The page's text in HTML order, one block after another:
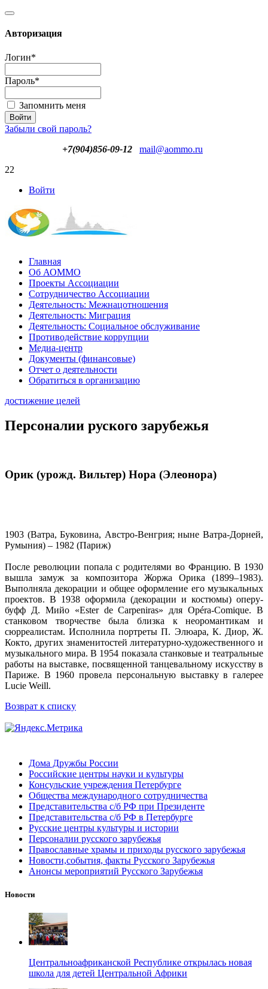
Авторизация
Логин*
Пароль*
Запомнить меня
Забыли свой пароль?
+7(904)856-09-12
mail@aommo.ru
22
Войти
Главная
Об АОММО
Проекты Ассоциации
Сотрудничество Ассоциации
Деятельность: Межнацотношения
Деятельность: Миграция
Деятельность: Социальное обслуживание
Противодействие коррупции
Медиа-центр
Документы (финансовые)
Отчет о деятельности
Обратиться в организацию
достижение целей
Персоналии руского зарубежья
Орик (урожд. Вильтер) Нора (Элеонора)
1903 (Ватра, Буковина, Австро-Венгрия; ныне Ватра-Дорней,
Румыния) – 1982 (Париж)
После революции попала с родителями во Францию. В 1930
вышла замуж за композитора Жоржа Орика (1899–1983).
Выполняла декорации и общее оформление его музыкальных
проектов. В 1938 оформила (декорации и костюмы) оперу-
буфф Д. Мийо «Ester de Carpeniras» для Opéra-Comique. В
станковом творчестве была близка к неоромантикам и
сюрреалистам. Исполнила портреты П. Элюара, К. Диор, Ж.
Кокто, других знаменитостей литературно-художественного и
музыкального мира. В 1954 показала станковые и театральные
работы на выставке, посвященной танцевальному искусству в
Париже. В 1960 провела персональную выставку в галерее
Lucie Weill.
Возврат к списку
Дома Дружбы России
Российские центры науки и культуры
Консульские учреждения Петербурге
Общества международного сотрудничества
Представительства с/б РФ при Президенте
Представительства с/б РФ в Петербурге
Русские центры культуры и истории
Персоналии русского зарубежья
Православные храмы и приходы русского зарубежья
Новости,события, факты Русского Зарубежья
Анонсы мероприятий Русского Зарубежья
Новости
Центральноафриканской Республике открылась новая
школа для детей Центральной Африки